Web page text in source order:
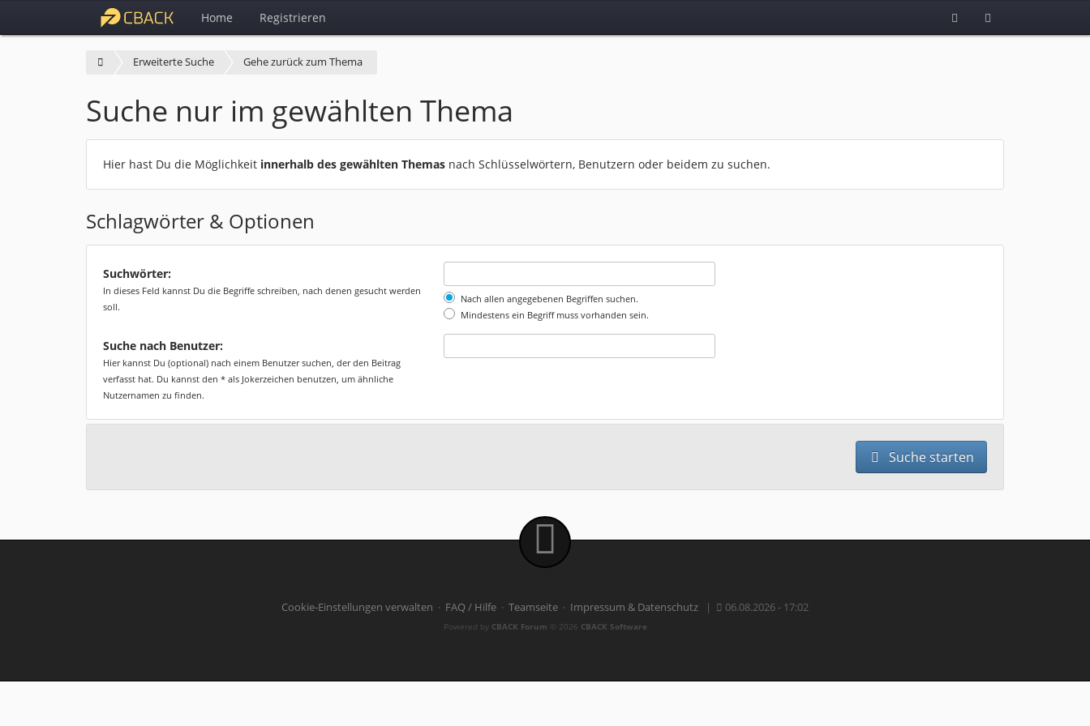
Home Registrieren
Erweiterte Suche Gehe zurück zum Thema
Suche nur im gewählten Thema
Hier hast Du die Möglichkeit innerhalb des gewählten Themas nach Schlüsselwörtern, Benutzern oder beidem zu suchen.
Schlagwörter & Optionen
Suchwörter:
In dieses Feld kannst Du die Begriffe schreiben, nach denen gesucht werden
soll.
Nach allen angegebenen Begriffen suchen.
Mindestens ein Begriff muss vorhanden sein.
Suche nach Benutzer:
Hier kannst Du (optional) nach einem Benutzer suchen, der den Beitrag
verfasst hat. Du kannst den * als Jokerzeichen benutzen, um ähnliche
Nutzernamen zu finden.
Suche starten
Cookie-Einstellungen verwalten · FAQ / Hilfe · Teamseite · Impressum & Datenschutz | 06.08.2026 - 17:02
Powered by CBACK Forum © 2026 CBACK Software